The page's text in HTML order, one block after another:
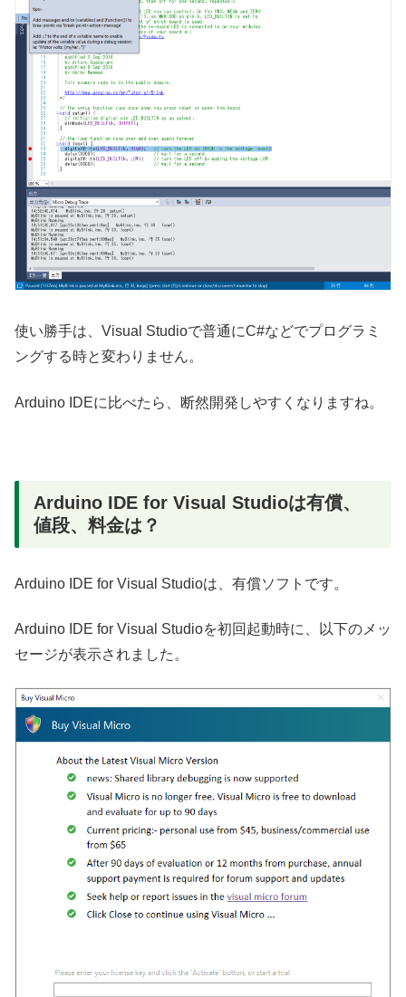
使い勝手は、Visual Studioで普通にC#などでプログラミ
ングする時と変わりません。
Arduino IDEに比べたら、断然開発しやすくなりますね。
Arduino IDE for Visual Studioは有償、
値段、料金は？
Arduino IDE for Visual Studioは、有償ソフトです。
Arduino IDE for Visual Studioを初回起動時に、以下のメッ
セージが表示されました。